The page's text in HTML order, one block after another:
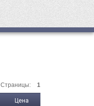
Страницы: 1
Цена